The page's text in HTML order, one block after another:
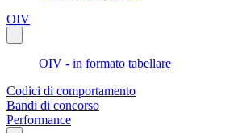
OIV
OIV - in formato tabellare
Codici di comportamento
Bandi di concorso
Performance